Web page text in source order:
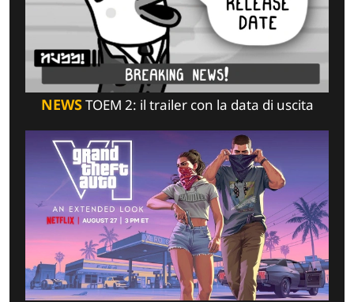
NEWSTOEM 2: il trailer con la data di uscita